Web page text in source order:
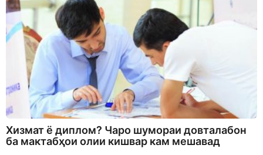
Хизмат ё диплом? Чаро шумораи довталабон
ба мактабҳои олии кишвар кам мешавад